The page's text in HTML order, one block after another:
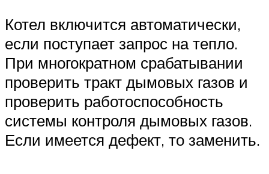
Котел включится автоматически,
если поступает запрос на тепло.
При многократном срабатывании
проверить тракт дымовых газов и
проверить работоспособность
системы контроля дымовых газов.
Если имеется дефект, то заменить.